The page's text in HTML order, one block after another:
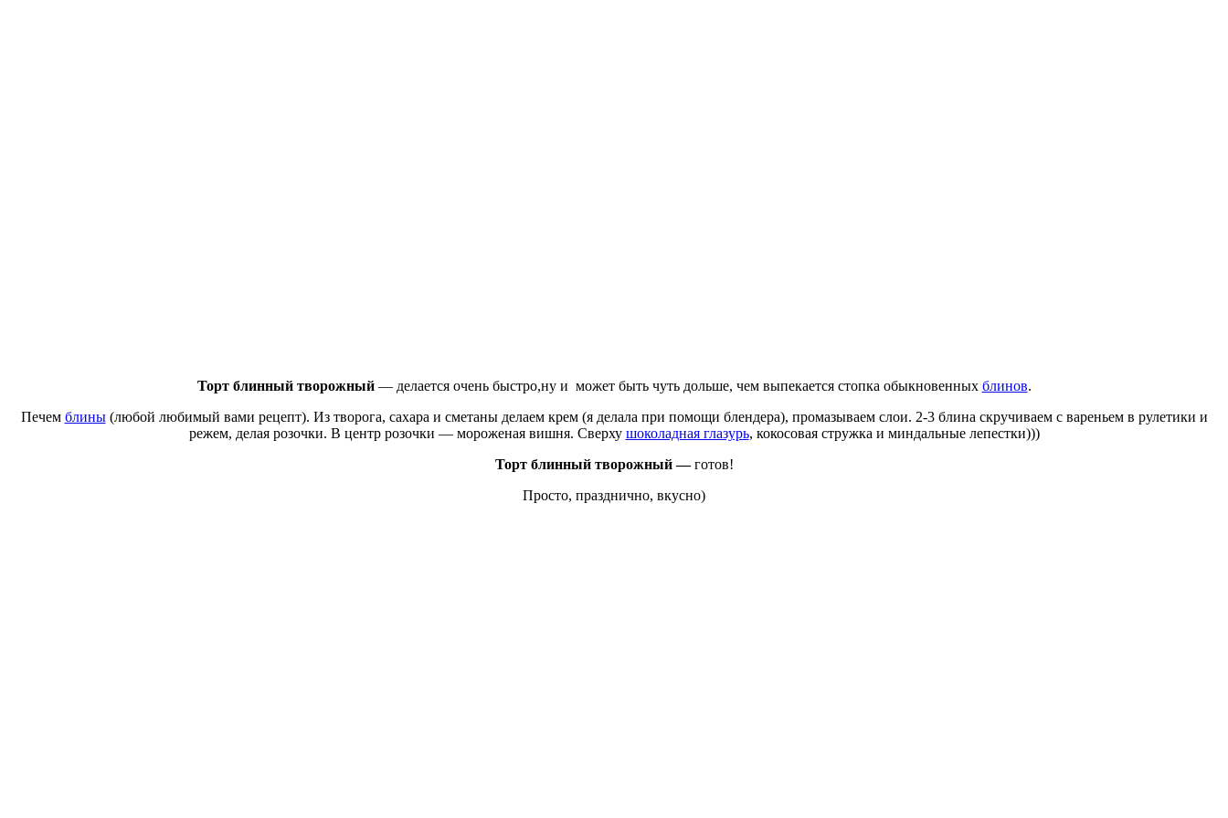
Торт блинный творожный— делается очень быстро,ну и может быть чуть дольше, чем выпекается стопка обыкновенных блинов.
Печем блины(любой любимый вами рецепт). Из творога, сахара и сметаны делаем крем (я делала при помощи блендера), промазываем слои. 2-3 блина скручиваем с вареньем в рулетики и
режем, делая розочки. В центр розочки — мороженая вишня. Сверху шоколадная глазурь, кокосовая стружка и миндальные лепестки)))
Торт блинный творожный —готов!
Просто, празднично, вкусно)